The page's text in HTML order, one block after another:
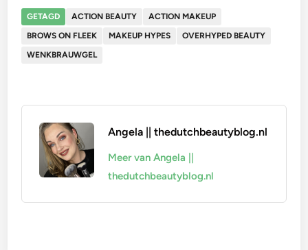
GETAGD ACTION BEAUTY
ACTION MAKEUP
BROWS ON FLEEK
MAKEUP HYPES
OVERHYPED BEAUTY
WENKBRAUWGEL
Angela || thedutchbeautyblog.nl
Meer van Angela ||
thedutchbeautyblog.nl